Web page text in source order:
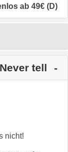
ab 49€ (D)
tell
nicht!